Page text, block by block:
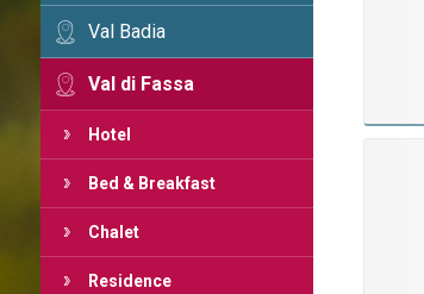
Val Badia
Val di Fassa
Hotel
Bed & Breakfast
Chalet
Residence